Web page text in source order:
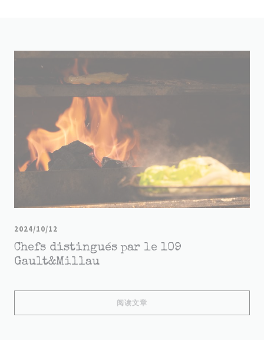
Chefs distingués par le 109
Gault&Millau
2024/10/12
阅读文章((在新窗口中打开))